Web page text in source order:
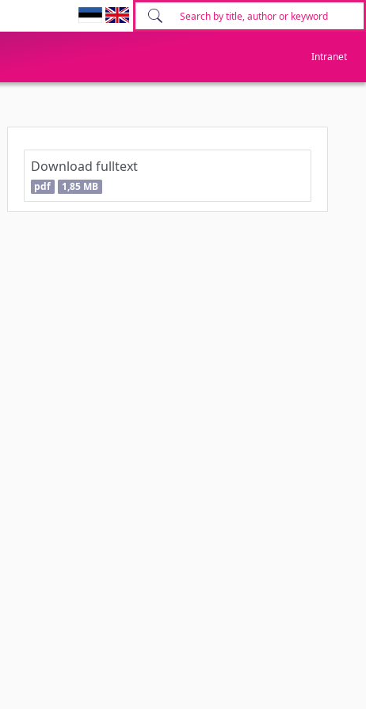
Intranet
Download fulltext
pdf 1,85 MB